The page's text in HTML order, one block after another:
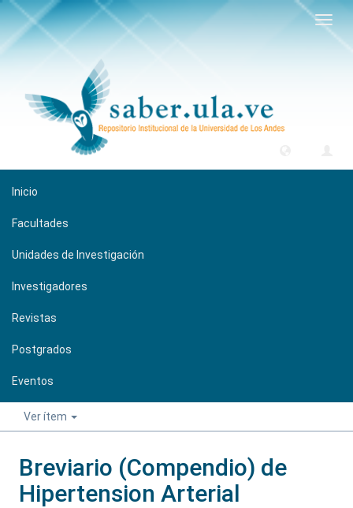
Inicio
Facultades
Unidades de Investigación
Investigadores
Revistas
Postgrados
Eventos
Ver ítem
Breviario (Compendio) de
Hipertension Arterial